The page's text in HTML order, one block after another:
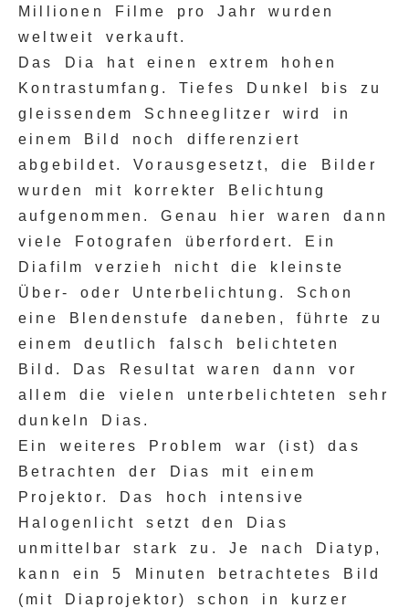
Millionen Filme pro Jahr wurden
weltweit verkauft.
Das Dia hat einen extrem hohen
Kontrastumfang. Tiefes Dunkel bis zu
gleissendem Schneeglitzer wird in
einem Bild noch differenziert
abgebildet. Vorausgesetzt, die Bilder
wurden mit korrekter Belichtung
aufgenommen. Genau hier waren dann
viele Fotografen überfordert. Ein
Diafilm verzieh nicht die kleinste
Über- oder Unterbelichtung. Schon
eine Blendenstufe daneben, führte zu
einem deutlich falsch belichteten
Bild. Das Resultat waren dann vor
allem die vielen unterbelichteten sehr
dunkeln Dias.
Ein weiteres Problem war (ist) das
Betrachten der Dias mit einem
Projektor. Das hoch intensive
Halogenlicht setzt den Dias
unmittelbar stark zu. Je nach Diatyp,
kann ein 5 Minuten betrachtetes Bild
(mit Diaprojektor) schon in kurzer